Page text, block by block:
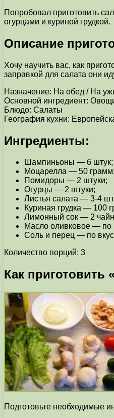
Попробовал приготовить
огурцами и куриной грудкой.
Описание
Хочу научить вас, как
заправкой для салата они
Назначение: На обед / На
Основной ингредиент:
Блюдо: Салаты
География кухни:
Ингредиенты:
Шампиньоны — 6 штук;
Моцарелла — 50 грамм;
Помидоры — 2 штуки;
Огурцы — 2 штуки;
Листья салата — 3-4
Куриная грудка — 100
Лимонный сок — 2
Масло оливковое — по
Соль и перец — по
Количество порций: 3
Как
Подготовьте необходимые